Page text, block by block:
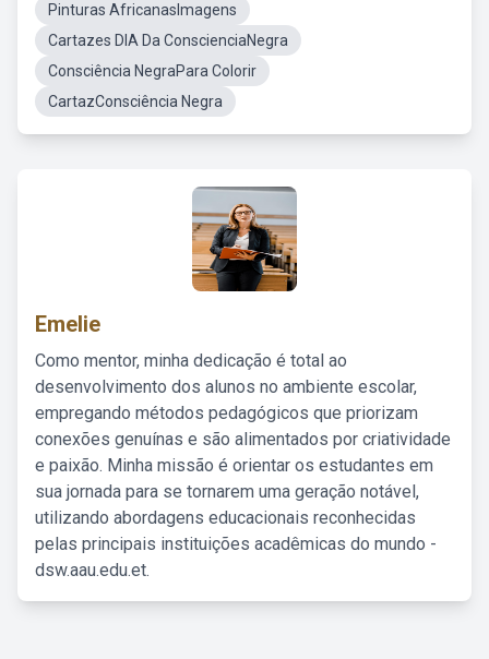
Pinturas AfricanasImagens
Cartazes DIA Da ConscienciaNegra
Consciência NegraPara Colorir
CartazConsciência Negra
Emelie
Como mentor, minha dedicação é total ao
desenvolvimento dos alunos no ambiente escolar,
empregando métodos pedagógicos que priorizam
conexões genuínas e são alimentados por criatividade
e paixão. Minha missão é orientar os estudantes em
sua jornada para se tornarem uma geração notável,
utilizando abordagens educacionais reconhecidas
pelas principais instituições acadêmicas do mundo -
dsw.aau.edu.et.